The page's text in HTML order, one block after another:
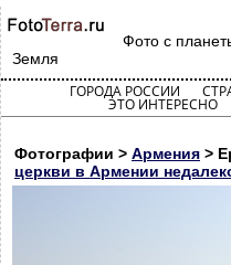
Фото с
Земля
ГОРОДА РОССИИ
ЭТО ИНТЕРЕСНО
Фотографии > Армения >
церкви в Армении